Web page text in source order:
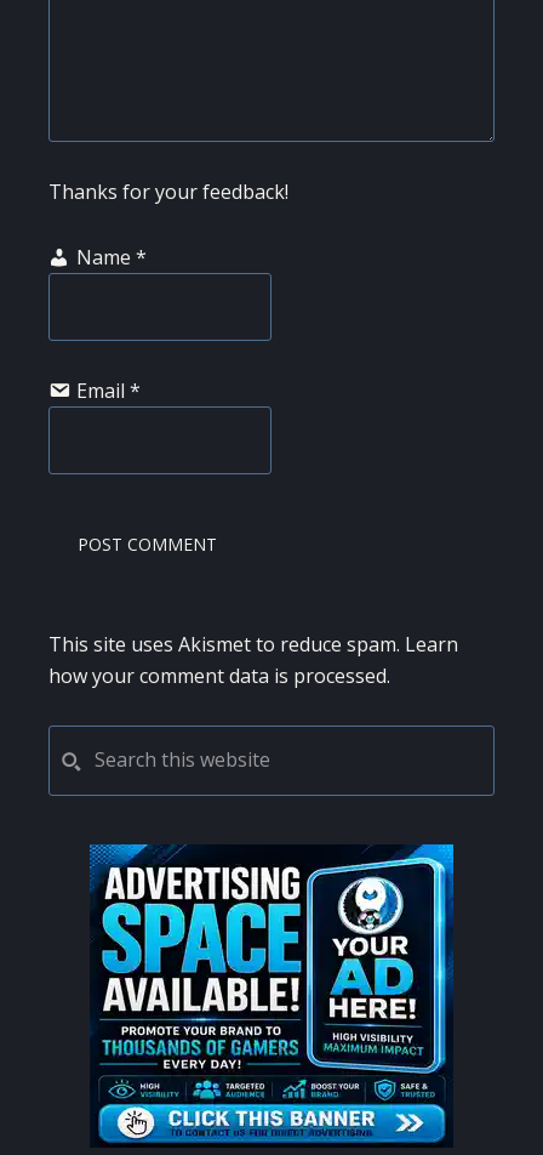
Thanks for your feedback!
Name *
Email *
This site uses Akismet to reduce spam. Learn
how your comment data is processed.
PRIMARY
SIDEBAR
this
website